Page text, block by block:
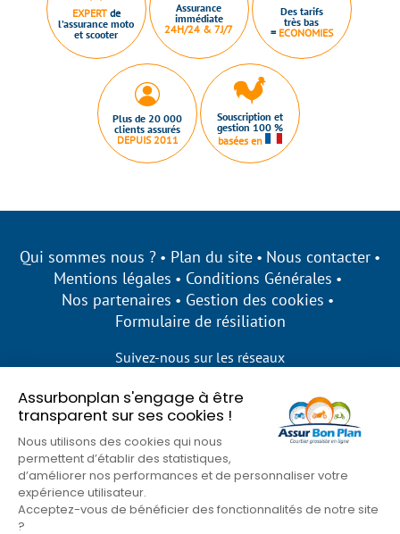
Assurbonplan s'engage à être
transparent sur ses cookies !
Nous utilisons des cookies qui nous
permettent d’établir des statistiques,
d’améliorer nos performances et de personnaliser votre
expérience utilisateur.
Acceptez-vous de bénéficier des fonctionnalités de notre site
?
EXPERTde
l’assurance moto
et scooter
Assurance
immédiate
24H/24 & 7J/7
Des tarifs
très bas
= ECONOMIES
Plus de 20 000
clients assurés
DEPUIS 2011
Souscription et
gestion 100 %
basées en
Qui sommes nous ? Plan du site
Nous contacter
Mentions légales
Conditions Générales
Nos partenaires
Gestion des cookies
Formulaire de résiliation
Suivez-nous sur les réseaux